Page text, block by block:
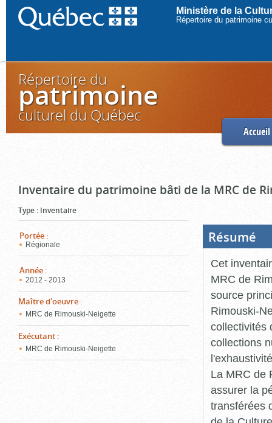
Ministère de la
Répertoire du patrimoine
Répertoire du
patrimoine
culturel du Québec
Accueil
Inventaire du patrimoine bâti de la MRC de
Type : Inventaire
Portée :
Régionale
Année :
2012 - 2013
Maître d'oeuvre :
MRC de Rimouski-Neigette
Exécutant :
MRC de Rimouski-Neigette
Résumé
Cet
MRC de
source
Rimouski-
collectivités
collections
La MRC de
assurer la
transférées